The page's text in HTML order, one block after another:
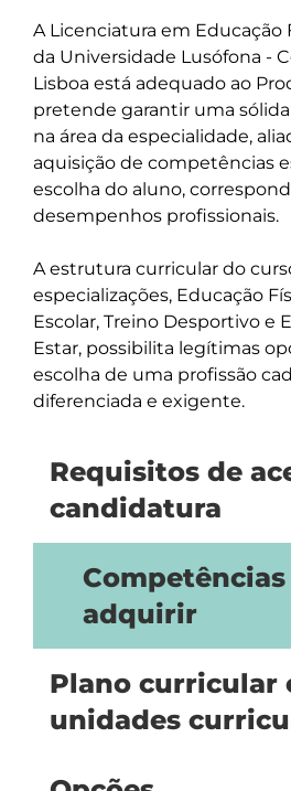
A Licenciatura em Educação
da Universidade Lusófona -
Lisboa está adequado ao
pretende garantir uma
na área da especialidade,
aquisição de competências
escolha do aluno,
desempenhos profissionais.
A estrutura curricular do
especializações, Educação
Escolar, Treino Desportivo e
Estar, possibilita legítimas
escolha de uma profissão
diferenciada e exigente.
Requisitos de
candidatura
Competências
adquirir
Plano curricular
unidades